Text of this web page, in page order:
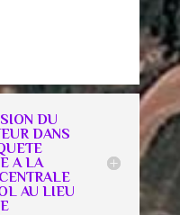
DU
DANS
A LA
AU LIEU